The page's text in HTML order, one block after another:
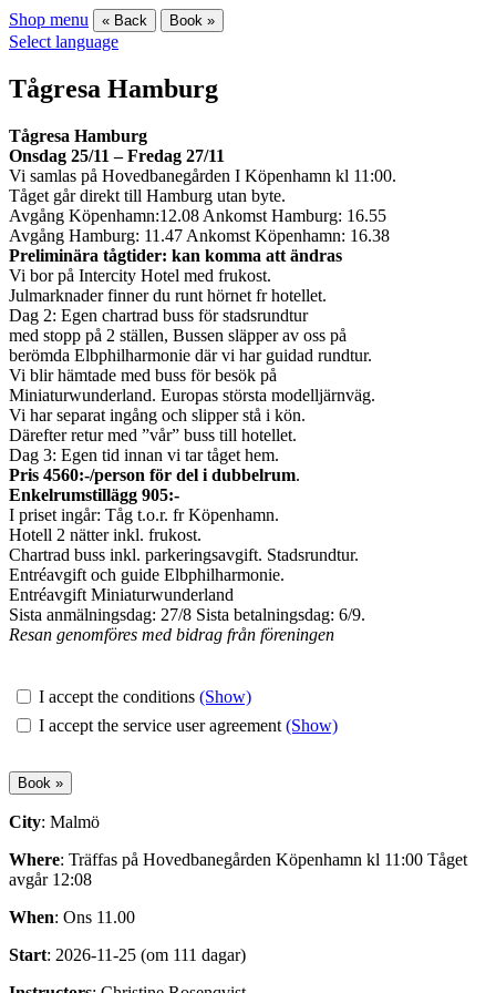
Shop menu « Back Book »
Select language
Tågresa Hamburg
Tågresa Hamburg
Onsdag 25/11 – Fredag 27/11
Vi samlas på Hovedbanegården I Köpenhamn kl 11:00.
Tåget går direkt till Hamburg utan byte.
Avgång Köpenhamn:12.08 Ankomst Hamburg: 16.55
Avgång Hamburg: 11.47 Ankomst Köpenhamn: 16.38
Preliminära tågtider: kan komma att ändras
Vi bor på Intercity Hotel med frukost.
Julmarknader finner du runt hörnet fr hotellet.
Dag 2: Egen chartrad buss för stadsrundtur
med stopp på 2 ställen, Bussen släpper av oss på
berömda Elbphilharmonie där vi har guidad rundtur.
Vi blir hämtade med buss för besök på
Miniaturwunderland. Europas största modelljärnväg.
Vi har separat ingång och slipper stå i kön.
Därefter retur med ”vår” buss till hotellet.
Dag 3: Egen tid innan vi tar tåget hem.
Pris 4560:-/person för del i dubbelrum.
Enkelrumstillägg 905:-
I priset ingår: Tåg t.o.r. fr Köpenhamn.
Hotell 2 nätter inkl. frukost.
Chartrad buss inkl. parkeringsavgift. Stadsrundtur.
Entréavgift och guide Elbphilharmonie.
Entréavgift Miniaturwunderland
Sista anmälningsdag: 27/8 Sista betalningsdag: 6/9.
Resan genomföres med bidrag från föreningen
I accept the conditions (Show)
I accept the service user agreement (Show)
City: Malmö
Where: Träffas på Hovedbanegården Köpenhamn kl 11:00 Tåget
avgår 12:08
When: Ons 11.00
Start: 2026-11-25 (om 111 dagar)